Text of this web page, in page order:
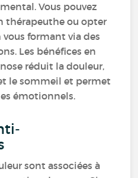
Vous pouvez
thérapeuthe ou opter
vous formant via des
Les bénéfices en
réduit la douleur,
le sommeil et permet
émotionnels.
sont associées à